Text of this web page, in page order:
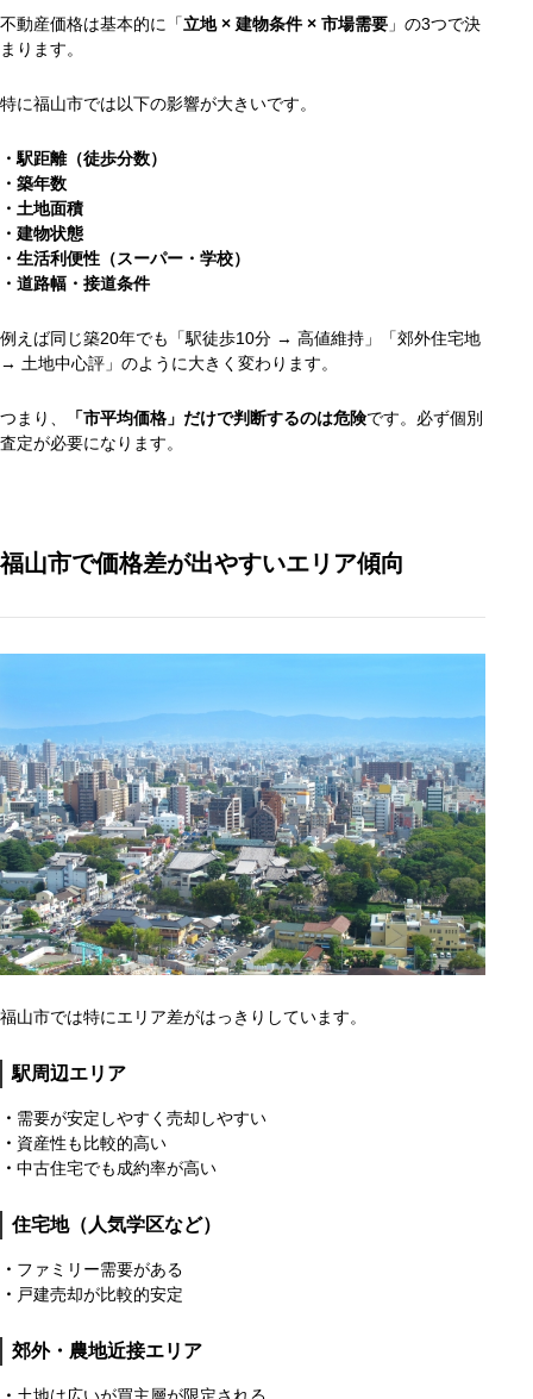
不動産価格は基本的に「立地 × 建物条件 × 市場需要 」の3つで決
まります。
特に福山市では以下の影響が大きいです。
・駅距離（徒歩分数）
・築年数
・土地面積
・建物状態
・生活利便性（スーパー・学校）
・道路幅・接道条件
例えば同じ築20年でも「駅徒歩10分 → 高値維持」「郊外住宅地
→ 土地中心評」のように大きく変わります。
つまり、 「市平均価格」だけで判断するのは危険です。必ず個別
査定が必要になります。
福山市で価格差が出やすいエリア傾向
福山市では特にエリア差がはっきりしています。
駅周辺エリア
・ 需要が安定しやすく売却しやすい
・ 資産性も比較的高い
・ 中古住宅でも成約率が高い
住宅地（人気学区など）
・ ファミリー需要がある
・ 戸建売却が比較的安定
郊外・農地近接エリア